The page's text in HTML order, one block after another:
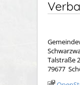
Talstraße
79677